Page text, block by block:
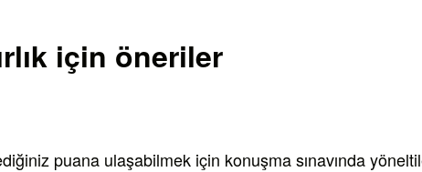
için öneriler
puana ulaşabilmek için konuşma sınavında